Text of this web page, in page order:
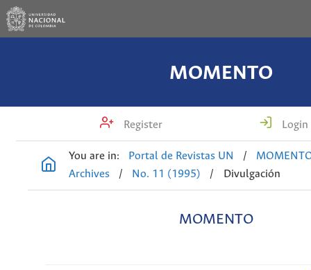
MOMENTO
Register Login
You are in: Portal de Revistas UN /
Archives
/ No. 11 (1995) / Divulgación
MOMENTO